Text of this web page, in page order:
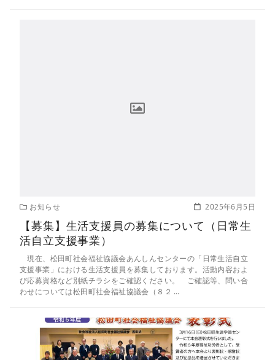
お知らせ 2025年6月5日
【募集】生活支援員の募集について（日常生
活自立支援事業）
現在、松田町社会福祉協議会あんしんセンターの「日常生活自立
支援事業」における生活支援員を募集しております。活動内容およ
び応募資格など別紙チラシをご確認ください。 ご確認等、問い合
わせについては松田町社会福祉協議会（８２ …